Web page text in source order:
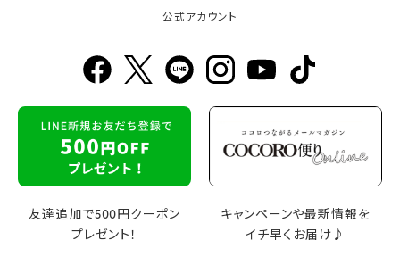
公式アカウント
友達追加で500円クーポン
プレゼント！
キャンペーンや最新情報を
イチ早くお届け♪